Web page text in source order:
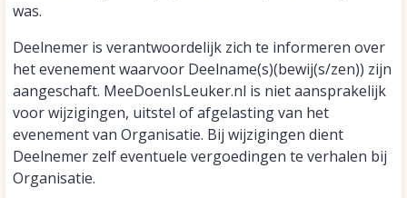
was.
Deelnemer is verantwoordelijk zich te informeren over
het evenement waarvoor Deelname(s)(bewij(s/zen)) zijn
aangeschaft. MeeDoenIsLeuker.nl is niet aansprakelijk
voor wijzigingen, uitstel of afgelasting van het
evenement van Organisatie. Bij wijzigingen dient
Deelnemer zelf eventuele vergoedingen te verhalen bij
Organisatie.